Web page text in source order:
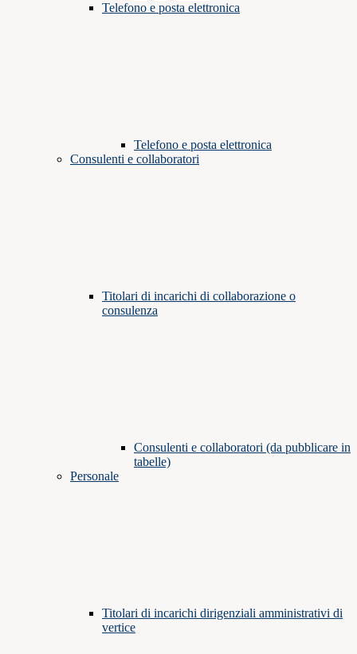
Telefono e posta elettronica
Telefono e posta elettronica
Consulenti e collaboratori
Titolari di incarichi di collaborazione o
consulenza
Consulenti e collaboratori (da pubblicare in
tabelle)
Personale
Titolari di incarichi dirigenziali amministrativi di
vertice